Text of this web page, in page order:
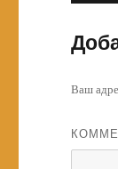
Ваш